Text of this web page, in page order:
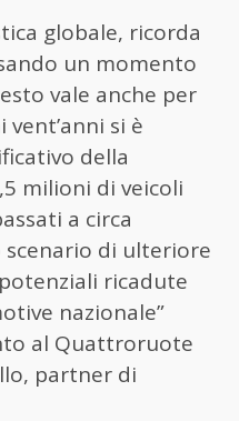
globale, ricorda
un momento
vale anche per
vent’anni si è
della
milioni di veicoli
a circa
scenario di ulteriore
ricadute
nazionale”
al Quattroruote
partner di